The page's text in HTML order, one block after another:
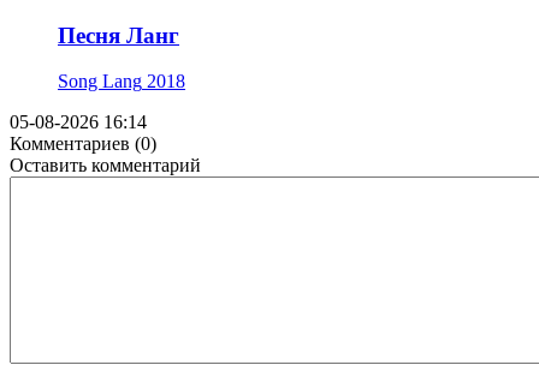
Песня Ланг
Song Lang 2018
05-08-2026 16:14
Комментариев (0)
Оставить комментарий